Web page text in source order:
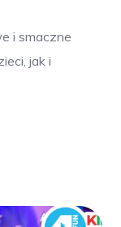
i smaczne
jak i